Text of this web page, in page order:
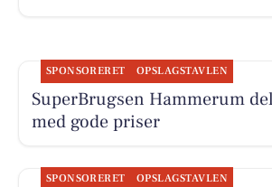
SPONSORERET OPSLAGSTAVLEN
SuperBrugsen Hammerum
med gode priser
SPONSORERET OPSLAGSTAVLEN